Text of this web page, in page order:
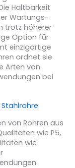
Haltbarkeit
Wartungs-
trotz höherer
Option für
einzigartige
ordnet sie
Arten von
bei
von Rohren aus
wie P5,
wie